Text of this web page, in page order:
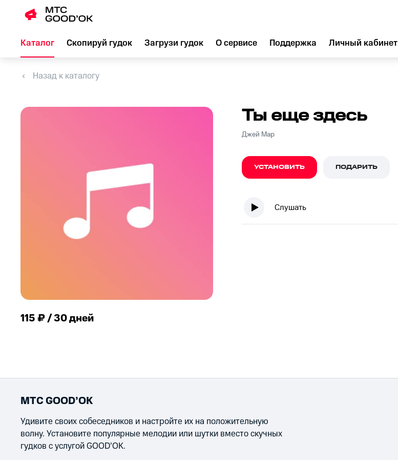
Каталог Скопируй гудок Загрузи гудок О сервисе Поддержка Личный кабинет
Назад к каталогу
115 ₽ / 30 дней
Ты еще здесь
Джей Мар
УСТАНОВИТЬ ПОДАРИТЬ
Слушать
МТС GOOD’OK
Удивите своих собеседников и настройте их на положительную
волну. Установите популярные мелодии или шутки вместо скучных
гудков с услугой GOOD’OK.